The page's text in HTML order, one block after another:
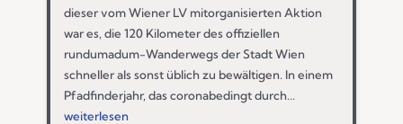
dieser vom Wiener LV mitorganisierten Aktion
war es, die 120 Kilometer des offiziellen
rundumadum-Wanderwegs der Stadt Wien
schneller als sonst üblich zu bewältigen. In einem
Pfadfinderjahr, das coronabedingt durch...
weiterlesen